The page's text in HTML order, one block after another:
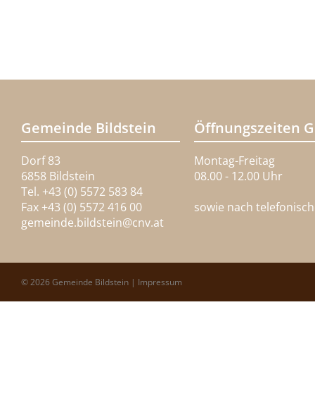
Gemeinde Bildstein
Dorf 83
6858 Bildstein
Tel. +43 (0) 5572 583 84
Fax +43 (0) 5572 416 00
gemeinde.bildstein@cnv.at
Öffnungszeiten
Montag-Freitag
08.00 - 12.00 Uhr
sowie nach
© 2026 Gemeinde Bildstein | Impressum